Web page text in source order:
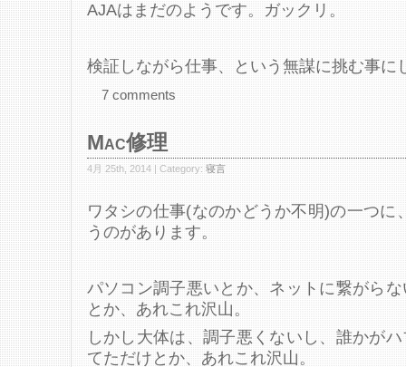
AJAはまだのようです。ガックリ。
検証しながら仕事、という無謀に挑む事に
7 comments
Mac修理
4月 25th, 2014 | Category: 寝言
ワタシの仕事(なのかどうか不明)の一つに
うのがあります。
パソコン調子悪いとか、ネットに繋がら
とか、あれこれ沢山。
しかし大体は、調子悪くないし、誰かが
てただけとか、あれこれ沢山。